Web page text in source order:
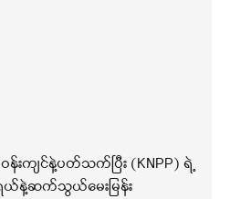
းကျင်နဲ့ပတ်သက်ပြီး (KNPP) ရဲ့
ယ်နဲ့ဆက်သွယ်မေးမြန်း